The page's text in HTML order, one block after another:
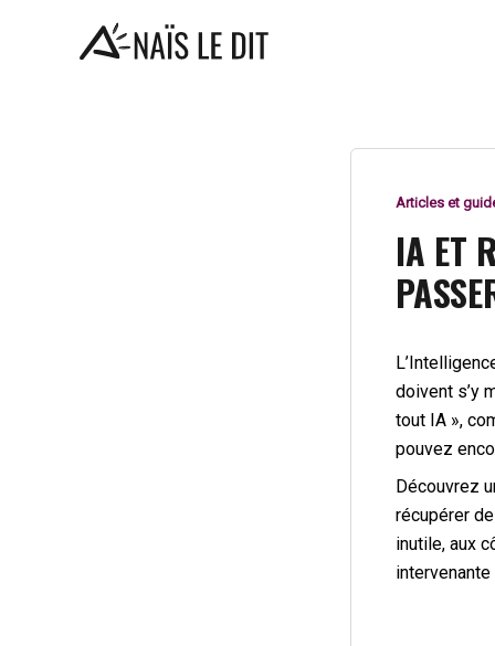
Articles et
IA ET
doivent s’y
tout IA »,
pouvez
Découvrez
récupérer
inutile, aux
intervenante